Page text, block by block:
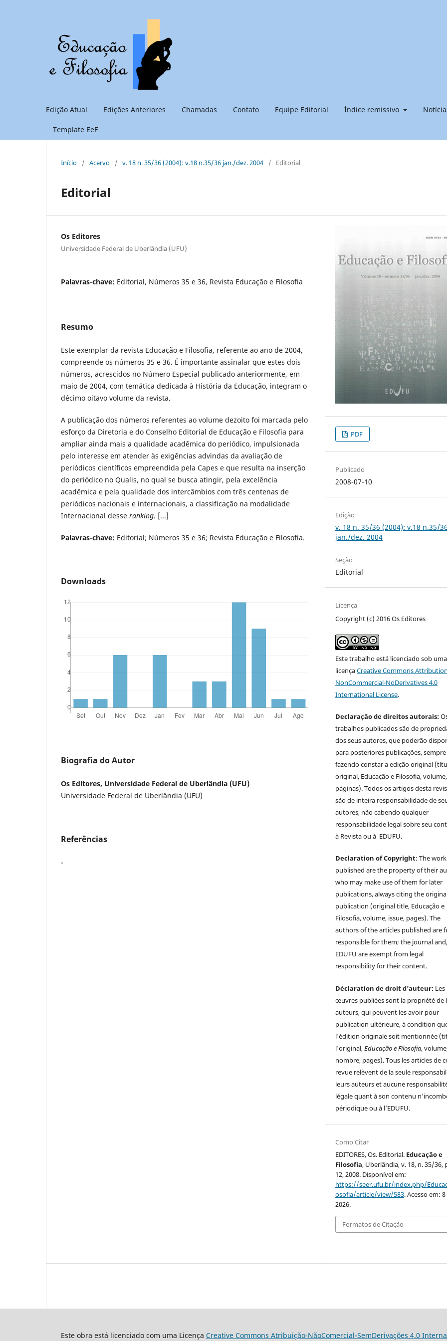
Edição Atual Edições Anteriores Chamadas Contato Equipe Editorial Índice remissivo
Template EeF
Início / Acervo / v. 18 n. 35/36 (2004): v.18 n.35/36 jan./dez. 2004 / Editorial
Editorial
Os Editores
Universidade Federal de Uberlândia (UFU)
Palavras-chave: Editorial, Números 35 e 36, Revista Educação e Filosofia
Resumo
Este exemplar da revista Educação e Filosofia, referente ao ano de 2004,
compreende os números 35 e 36. É importante assinalar que estes dois
números, acrescidos no Número Especial publicado anteriormente, em
maio de 2004, com temática dedicada à História da Educação, integram o
décimo oitavo volume da revista.
A publicação dos números referentes ao volume dezoito foi marcada pelo
esforço da Diretoria e do Conselho Editorial de Educação e Filosofia para
ampliar ainda mais a qualidade acadêmica do periódico, impulsionada
pelo interesse em atender às exigências advindas da avaliação de
periódicos científicos empreendida pela Capes e que resulta na inserção
do periódico no Qualis, no qual se busca atingir, pela excelência
acadêmica e pela qualidade dos intercâmbios com três centenas de
periódicos nacionais e internacionais, a classificação na modalidade
Internacional desse ranking. [...]
Palavras-chave: Editorial; Números 35 e 36; Revista Educação e Filosofia.
Downloads
Biografia do Autor
Os Editores, Universidade Federal de Uberlândia (UFU)
Universidade Federal de Uberlândia (UFU)
Referências
-
PDF
Publicado
2008-07-10
Edição
v. 18 n. 35/36 (2004): v.18 n.35/36
jan./dez. 2004
Seção
Editorial
Licença
Copyright (c) 2016 Os Editores
Este trabalho está licenciado sob uma
licençaCreative Commons
NonCommercial-NoDerivatives 4.0
International License.
Declaração de direitos autorais:
trabalhos publicados são de
dos seus autores, que poderão
para posteriores publicações, sempre
fazendo constar a edição original
original, Educação e Filosofia,
páginas). Todos os artigos desta
são de inteira responsabilidade de
autores, não cabendo qualquer
responsabilidade legal sobre seu
à Revista ou à EDUFU.
Declaration of Copyright: The
published are the property of their
who may make use of them for later
publications, always citing the
publication (original title, Educação e
Filosofia, volume, issue, pages). The
authors of the articles published are
responsible for them; the journal
EDUFU are exempt from legal
responsibility for their content.
Déclaration de droit d’auteur: Les
œuvres publiées sont la propriété de
auteurs, qui peuvent les avoir pour
publication ultérieure, à condition
l'édition originale soit mentionnée
l'original,Educação e Filosofia,
nombre, pages). Tous les articles de
revue relèvent de la seule
leurs auteurs et aucune
légale quant à son contenu
périodique ou à l’EDUFU.
Como Citar
EDITORES, Os. Editorial. Educação e
Filosofia, Uberlândia, v. 18, n. 35/36,
12, 2008. Disponível em:
https://seer.ufu.br/index.php/
osofia/article/view/583. Acesso em:
2026.
Formatos de Citação
Este obra está licenciado com uma Licença Creative Commons Atribuição-NãoComercial-SemDerivações 4.0